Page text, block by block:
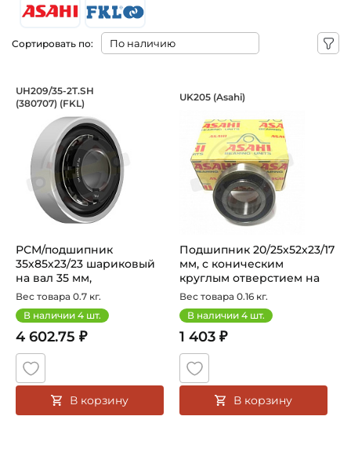
Сортировать по:
РСМ/подшипник 35х85х23/23
Подшипник UH209/35-2S.SH (380707) FKL, шариковый
UH209/35-2T.SH
(380707) (FKL)
РСМ/подшипник
35х85х23/23 шариковый
на вал 35 мм,
цилиндрическое
наружн...
Вес товара 0.7 кг.
В наличии 4 шт.
4 602.75 ₽
В корзину
Подшипник 20/
UK205 (Asahi)
Подшипник 20/25х52х23/17
мм, с коническим
круглым отверстием на
вал 20/...
Вес товара 0.16 кг.
В наличии 4 шт.
1 403 ₽
В корзину